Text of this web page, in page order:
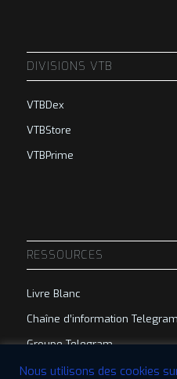
DIVISIONS VTB
VTBDex
VTBStore
VTBPrime
RESSOURCES
Livre Blanc
Chaîne d’information Telegram
Groupe Telegram
Nous utilisons des cookies